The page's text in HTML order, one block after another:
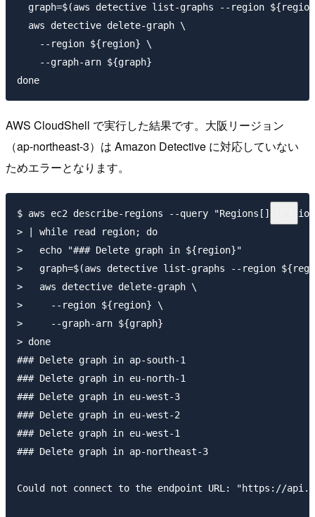
graph=$(aws detective list-graphs --region
  aws detective delete-graph \
    --region ${region} \
    --graph-arn ${graph}
AWS CloudShell で実行した結果です。大阪リージョン
（ap-northeast-3）は Amazon Detective に対応していない
ためエラーとなります。
$ aws ec2 describe-regions --query
> | while read region; do
>   echo "### Delete graph in ${region}"
>   graph=$(aws detective list-graphs --region
>   aws detective delete-graph \
>     --region ${region} \
>     --graph-arn ${graph}
> done
### Delete graph in ap-south-1
### Delete graph in eu-north-1
### Delete graph in eu-west-3
### Delete graph in eu-west-2
### Delete graph in eu-west-1
### Delete graph in ap-northeast-3
Could not connect to the endpoint URL: "https://